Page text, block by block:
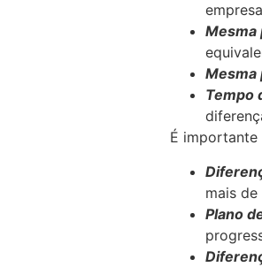
Mesma
Mesma
Tempo
É importante
mais
Plano